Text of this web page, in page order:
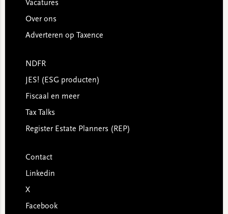
Vacatures
Over ons
Adverteren op Taxence
NDFR
JES! (ESG producten)
Fiscaal en meer
Tax Talks
Register Estate Planners (REP)
Contact
Linkedin
X
Facebook